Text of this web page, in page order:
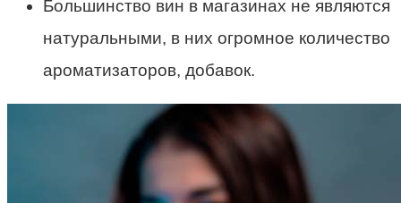
Большинство вин в магазинах не являются
натуральными, в них огромное количество
ароматизаторов, добавок.